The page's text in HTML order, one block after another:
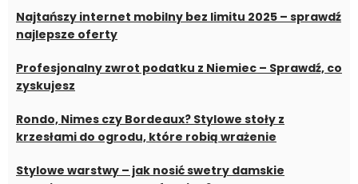
Najtańszy internet mobilny bez limitu 2025 – sprawdź
najlepsze oferty
Profesjonalny zwrot podatku z Niemiec – Sprawdź, co
zyskujesz
Rondo, Nimes czy Bordeaux? Stylowe stoły z
krzesłami do ogrodu, które robią wrażenie
Stylowe warstwy – jak nosić swetry damskie